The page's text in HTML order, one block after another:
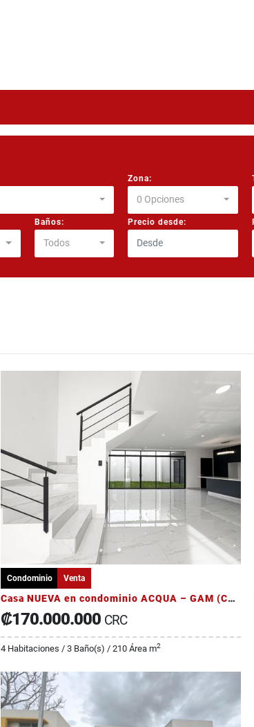
Zona:
0 Opciones
Baños:
Todos
Precio desde:
Condominio Venta
Casa NUEVA en condominio ACQUA – GAM (Curridabat / Tres Ríos)
₡170.000.000 CRC
4 Habitaciones / 3 Baño(s) / 210 Área m2